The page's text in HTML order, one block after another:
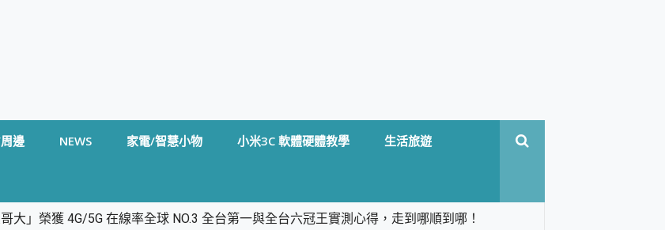
邊 NEWS 家電/智慧小物 小米3C 軟體硬體教學 生活旅遊
大」榮獲 4G/5G 在線率全球 NO.3 全台第一與全台六冠王實測心得，走到哪順到哪！